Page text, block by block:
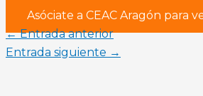
Asóciate a CEAC Aragón para
←Entrada anterior
Entrada siguiente →